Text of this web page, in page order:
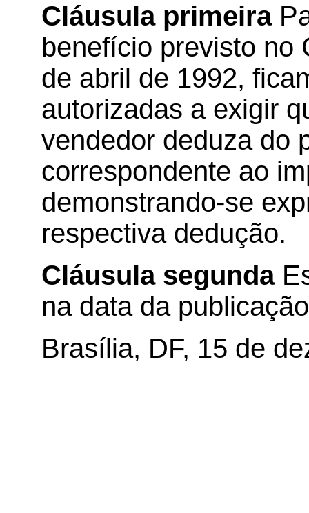
Cláusula primeira
benefício previsto no
de abril de 1992,
autorizadas a exigir
vendedor deduza do
correspondente ao
demonstrando-se
respectiva dedução.
Cláusula segunda
na data da
Brasília, DF, 15 de